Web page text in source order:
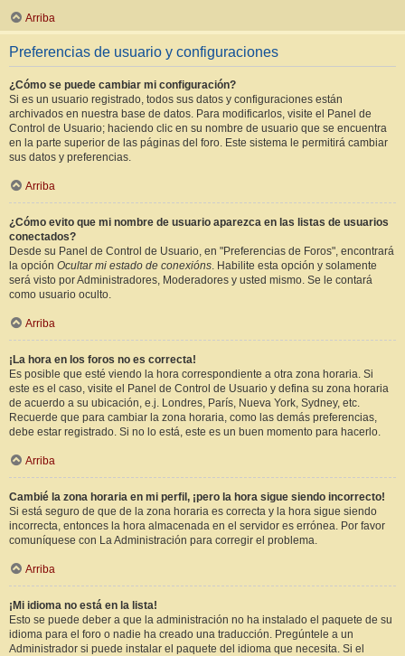
Arriba
Preferencias de usuario y configuraciones
¿Cómo se puede cambiar mi configuración?
Si es un usuario registrado, todos sus datos y configuraciones están
archivados en nuestra base de datos. Para modificarlos, visite el Panel de
Control de Usuario; haciendo clic en su nombre de usuario que se encuentra
en la parte superior de las páginas del foro. Este sistema le permitirá cambiar
sus datos y preferencias.
Arriba
¿Cómo evito que mi nombre de usuario aparezca en las listas de usuarios
conectados?
Desde su Panel de Control de Usuario, en "Preferencias de Foros", encontrará
la opción Ocultar mi estado de conexións. Habilite esta opción y solamente
será visto por Administradores, Moderadores y usted mismo. Se le contará
como usuario oculto.
Arriba
¡La hora en los foros no es correcta!
Es posible que esté viendo la hora correspondiente a otra zona horaria. Si
este es el caso, visite el Panel de Control de Usuario y defina su zona horaria
de acuerdo a su ubicación, e.j. Londres, París, Nueva York, Sydney, etc.
Recuerde que para cambiar la zona horaria, como las demás preferencias,
debe estar registrado. Si no lo está, este es un buen momento para hacerlo.
Arriba
Cambié la zona horaria en mi perfil, ¡pero la hora sigue siendo incorrecto!
Si está seguro de que de la zona horaria es correcta y la hora sigue siendo
incorrecta, entonces la hora almacenada en el servidor es errónea. Por favor
comuníquese con La Administración para corregir el problema.
Arriba
¡Mi idioma no está en la lista!
Esto se puede deber a que la administración no ha instalado el paquete de su
idioma para el foro o nadie ha creado una traducción. Pregúntele a un
Administrador si puede instalar el paquete del idioma que necesita. Si el